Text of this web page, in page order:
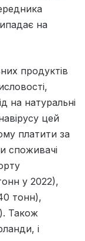
на
продуктів
на натуральні
цей
платити за
споживачі
у 2022),
тонн),
Також
і